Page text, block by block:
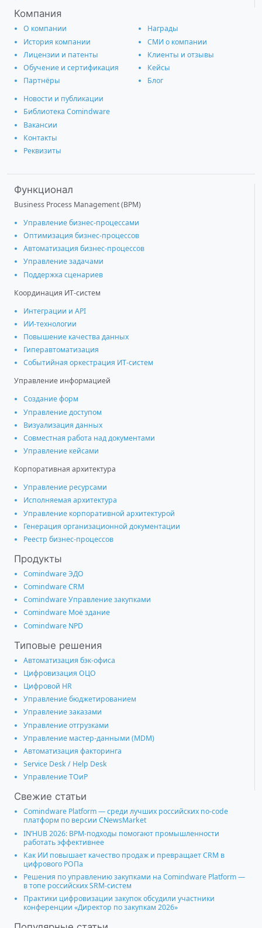
Компания
О компании
История компании
Лицензии и патенты
Обучение и сертификация
Партнёры
Награды
СМИ о компании
Клиенты и отзывы
Кейсы
Блог
Новости и публикации
Библиотека Comindware
Вакансии
Контакты
Реквизиты
Функционал
Business Process Management (BPM)
Управление бизнес-процессами
Оптимизация бизнес-процессов
Автоматизация бизнес-процессов
Управление задачами
Поддержка сценариев
Координация ИТ-систем
Интеграции и АРІ
ИИ-технологии
Повышение качества данных
Гиперавтоматизация
Событийная оркестрация ИТ-систем
Управление информацией
Создание форм
Управление доступом
Визуализация данных
Совместная работа над документами
Управление кейсами
Корпоративная архитектура
Управление ресурсами
Исполняемая архитектура
Управление корпоративной архитектурой
Генерация организационной документации
Реестр бизнес-процессов
Продукты
Comindware ЭДО
Comindware CRM
Comindware Управление закупками
Comindware Моё здание
Comindware NPD
Типовые решения
Автоматизация бэк-офиса
Цифровизация ОЦО
Цифровой HR
Управление бюджетированием
Управление заказами
Управление отгрузками
Управление мастер-данными (MDM)
Автоматизация факторинга
Service Desk / Help Desk
Управление ТОиР
Свежие статьи
Comindware Platform — среди лучших российских no-code
платформ по версии CNewsMarket
IN’HUB 2026: BPM-подходы помогают промышленности
работать эффективнее
Как ИИ повышает качество продаж и превращает CRM в
цифрового РОПа
Решения по управлению закупками на Comindware Platform —
в топе российских SRM-систем
Практики цифровизации закупок обсудили участники
конференции «Директор по закупкам 2026»